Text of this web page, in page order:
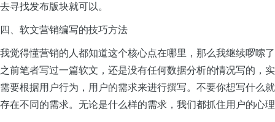
去寻找发布版块就可以。
四、软文营销编写的技巧方法
我觉得懂营销的人都知道这个核心点在哪里，那么我继续啰嗦
之前笔者写过一篇软文，还是没有任何数据分析的情况写的，
需要根据用户行为，用户的需求来进行撰写。不要你想写什么
存在不同的需求。无论是什么样的需求，我们都抓住用户的心